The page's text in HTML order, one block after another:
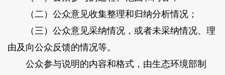
（二）公众意见收集整理和归纳分析情况；
（三）公众意见采纳情况，或者未采纳情况、理
由及向公众反馈的情况等。
公众参与说明的内容和格式，由生态环境部制